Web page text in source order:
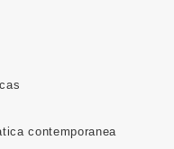
contemporanea